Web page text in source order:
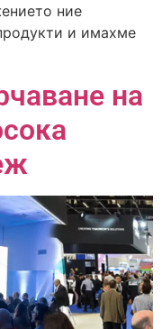
ние
и имахме
на